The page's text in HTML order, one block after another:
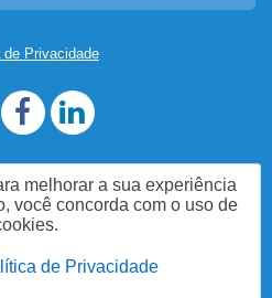
de Privacidade
melhorar a sua experiência
você concorda com o uso de
de Privacidade